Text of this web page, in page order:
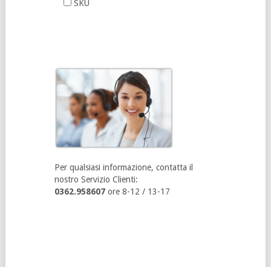
SKU
Per qualsiasi informazione, contatta il
nostro Servizio Clienti:
0362.958607ore 8-12 / 13-17